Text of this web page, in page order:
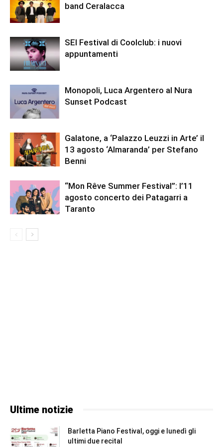
band Ceralacca
SEI Festival di Coolclub: i nuovi
appuntamenti
Monopoli, Luca Argentero al Nura
Sunset Podcast
Galatone, a ‘Palazzo Leuzzi in Arte’ il
13 agosto ‘Almaranda’ per Stefano
Benni
“Mon Rêve Summer Festival”: l’11
agosto concerto dei Patagarri a
Taranto
Ultime notizie
Barletta Piano Festival, oggi e lunedì gli
ultimi due recital